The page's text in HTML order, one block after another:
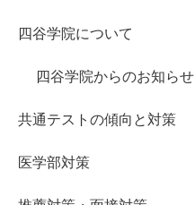
四谷学院について
四谷学院からのお知らせ
共通テストの傾向と対策
医学部対策